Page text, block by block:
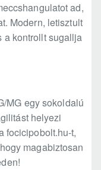
ad,
Modern, letisztult
a kontrollt sugallja
MG egy sokoldalú
helyezi
focicipobolt.hu-t,
magabiztosan